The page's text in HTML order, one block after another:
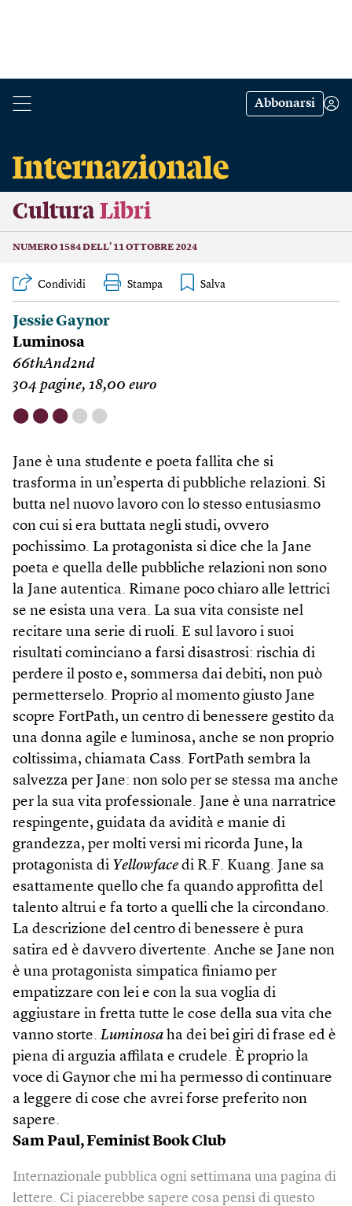
Abbonarsi
Cultura Libri
NUMERO 1584 DELL’ 11 OTTOBRE 2024
Condividi Stampa
Jessie Gaynor
Luminosa
66thAnd2nd
304 pagine, 18,00 euro
⬤ ⬤ ⬤ ⬤ ⬤
Jane è una studente e poeta fallita che si
trasforma in un’esperta di pubbliche relazioni. Si
butta nel nuovo lavoro con lo stesso entusiasmo
con cui si era buttata negli studi, ovvero
pochissimo. La protagonista si dice che la Jane
poeta e quella delle pubbliche relazioni non sono
la Jane autentica. Rimane poco chiaro alle lettrici
se ne esista una vera. La sua vita consiste nel
recitare una serie di ruoli. E sul lavoro i suoi
risultati cominciano a farsi disastrosi: rischia di
perdere il posto e, sommersa dai debiti, non può
permetterselo. Proprio al momento giusto Jane
scopre FortPath, un centro di benessere gestito da
una donna agile e luminosa, anche se non proprio
coltissima, chiamata Cass. FortPath sembra la
salvezza per Jane: non solo per se stessa ma anche
per la sua vita professionale. Jane è una narratrice
respingente, guidata da avidità e manie di
grandezza, per molti versi mi ricorda June, la
protagonista di Yellowface di R.F. Kuang. Jane sa
esattamente quello che fa quando approfitta del
talento altrui e fa torto a quelli che la circondano.
La descrizione del centro di benessere è pura
satira ed è davvero divertente. Anche se Jane non
è una protagonista simpatica finiamo per
empatizzare con lei e con la sua voglia di
aggiustare in fretta tutte le cose della sua vita che
vanno storte. Luminosa ha dei bei giri di frase ed è
piena di arguzia affilata e crudele. È proprio la
voce di Gaynor che mi ha permesso di continuare
a leggere di cose che avrei forse preferito non
sapere.
Sam Paul, Feminist Book Club
Internazionale pubblica ogni settimana una pagina di
lettere. Ci piacerebbe sapere cosa pensi di questo